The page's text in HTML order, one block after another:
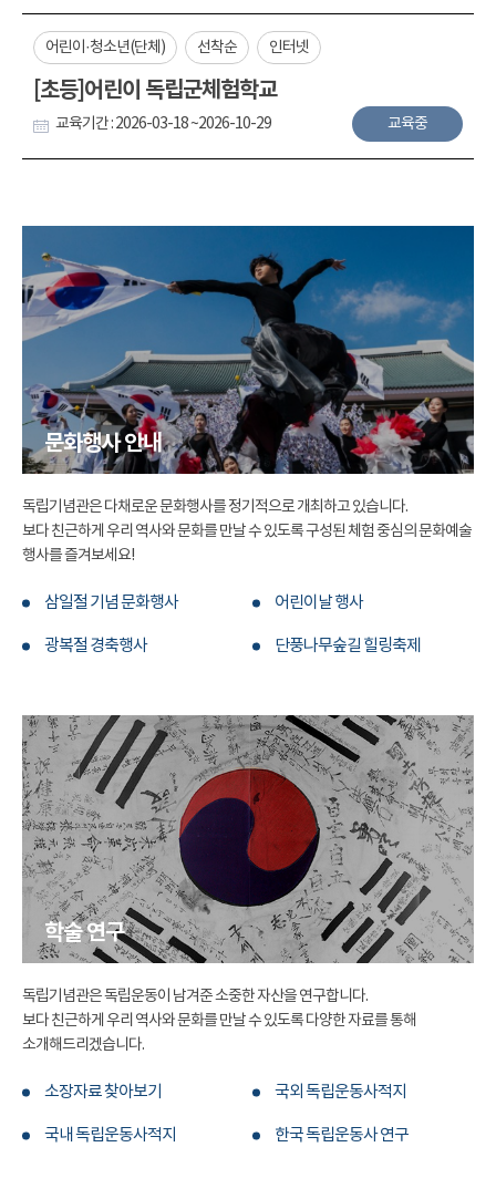
어린이·청소년(단체) 선착순 인터넷
[초등]어린이 독립군체험학교
교육기간 : 2026-03-18 ~2026-10-29 교육중
문화행사 안내
독립기념관은 다채로운 문화행사를 정기적으로 개최하고 있습니다.
보다 친근하게 우리 역사와 문화를 만날 수 있도록 구성된 체험 중심의 문화예술
행사를 즐겨보세요!
삼일절 기념 문화행사 어린이날 행사
광복절 경축행사 단풍나무숲길 힐링축제
학술 연구
독립기념관은 독립운동이 남겨준 소중한 자산을 연구합니다.
보다 친근하게 우리 역사와 문화를 만날 수 있도록 다양한 자료를 통해
소개해드리겠습니다.
소장자료 찾아보기 국외 독립운동사적지
국내 독립운동사적지 한국 독립운동사 연구